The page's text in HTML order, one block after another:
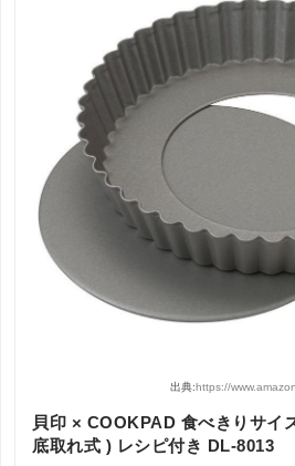
出典:https://
貝印 × COOKPAD 食べきりサイ
底取れ式 ) レシピ付き DL-8013